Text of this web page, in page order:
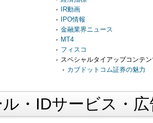
IR動画
IPO情報
金融業界ニュース
MT4
フィスコ
スペシャルタイアップコンテ
カブドットコム証券の魅力
・IDサービス・